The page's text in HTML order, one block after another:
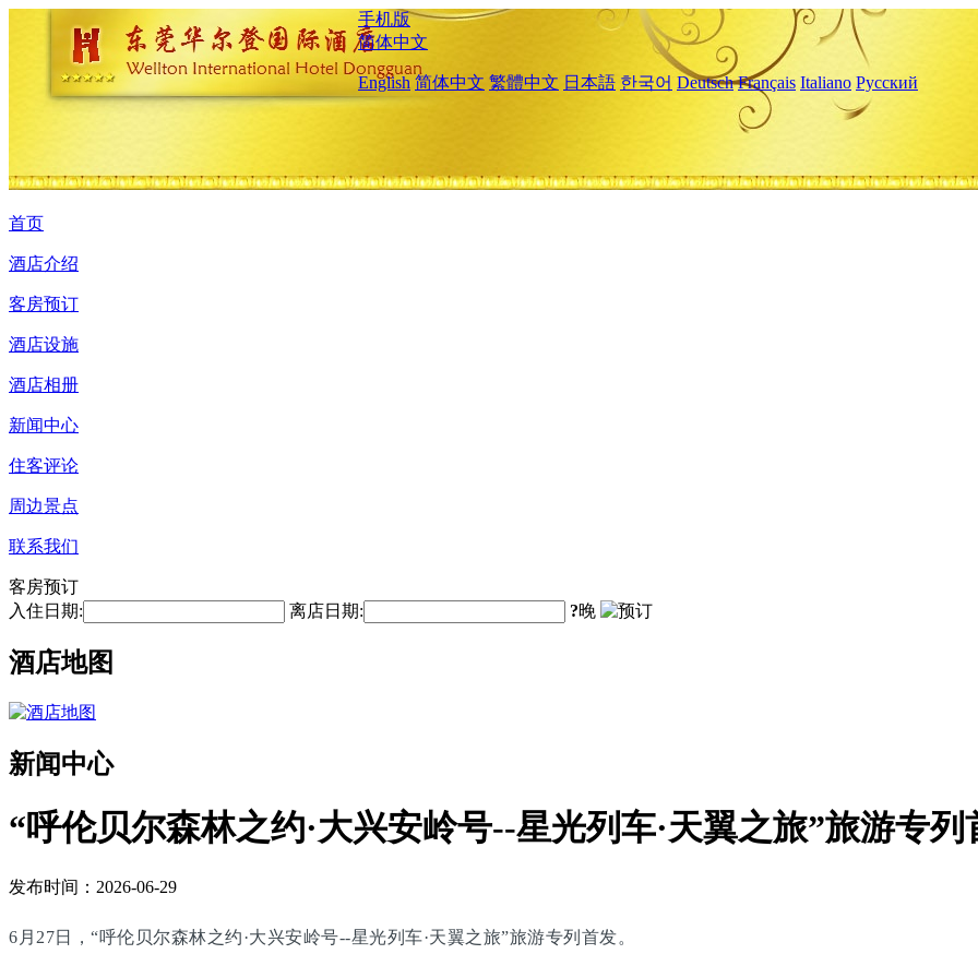
手机版
简体中文
English 简体中文 繁體中文 日本語 한국어 Deutsch Français Italiano Русский
首页
酒店介绍
客房预订
酒店设施
酒店相册
新闻中心
住客评论
周边景点
联系我们
客房预订
入住日期:
离店日期: ?晚
酒店地图
新闻中心
“呼伦贝尔森林之约·大兴安岭号--星光列车·天翼之旅”旅游专列
发布时间：2026-06-29
6月27日，“呼伦贝尔森林之约·大兴安岭号--星光列车·天翼之旅”旅游专列首发。